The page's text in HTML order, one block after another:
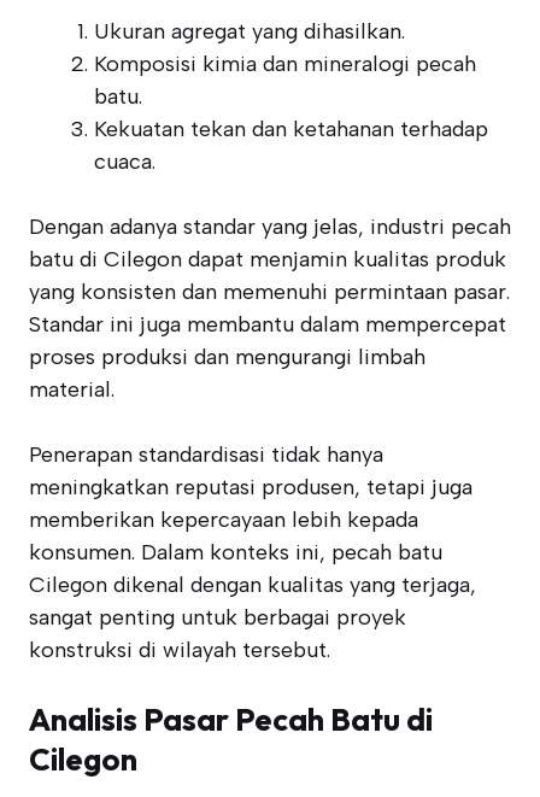
Ukuran agregat yang dihasilkan.
Komposisi kimia dan mineralogi pecah
batu.
Kekuatan tekan dan ketahanan terhadap
cuaca.
Dengan adanya standar yang jelas, industri pecah
batu di Cilegon dapat menjamin kualitas produk
yang konsisten dan memenuhi permintaan pasar.
Standar ini juga membantu dalam mempercepat
proses produksi dan mengurangi limbah
material.
Penerapan standardisasi tidak hanya
meningkatkan reputasi produsen, tetapi juga
memberikan kepercayaan lebih kepada
konsumen. Dalam konteks ini, pecah batu
Cilegon dikenal dengan kualitas yang terjaga,
sangat penting untuk berbagai proyek
konstruksi di wilayah tersebut.
Analisis Pasar Pecah Batu di
Cilegon